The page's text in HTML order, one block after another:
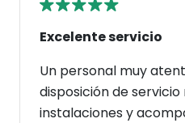
Excelente servicio
Un personal muy
disposición de
instalaciones y